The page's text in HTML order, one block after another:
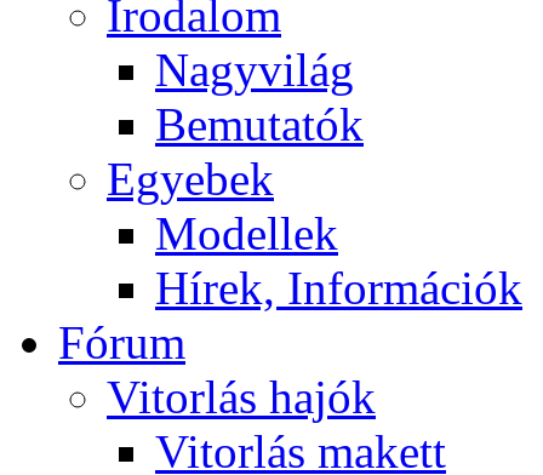
Irodalom
Nagyvilág
Bemutatók
Egyebek
Modellek
Hírek, Információk
Fórum
Vitorlás hajók
Vitorlás makett